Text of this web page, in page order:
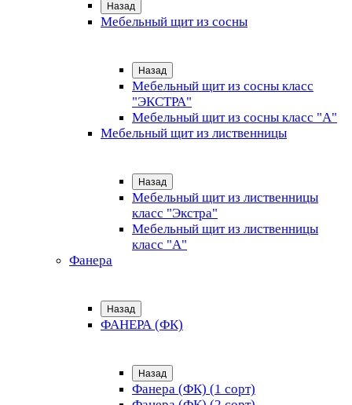
Назад
Мебельный щит из сосны
Назад
Мебельный щит из сосны класс
"ЭКСТРА"
Мебельный щит из сосны класс "А"
Мебельный щит из лиственницы
Назад
Мебельный щит из лиственницы
класс "Экстра"
Мебельный щит из лиственницы
класс "А"
Фанера
Назад
ФАНЕРА (ФК)
Назад
Фанера (ФК) (1 сорт)